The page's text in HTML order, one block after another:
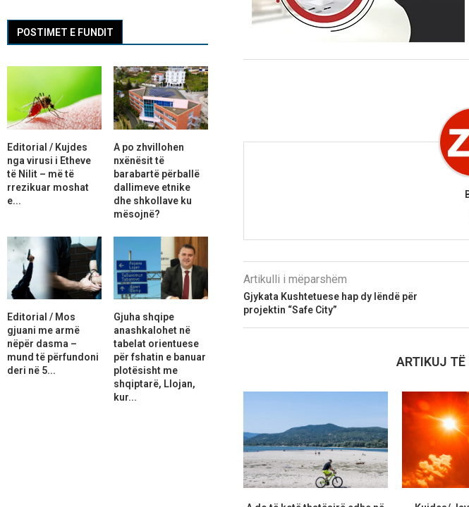
Artikulli i mëparshëm
Gjykata Kushtetuese hap dy lëndë për
projektin “Safe City”
ARTIKUJ TË
POSTIMET E FUNDIT
Editorial / Kujdes
nga virusi i Etheve
të Nilit – më të
rrezikuar moshat
e...
A po zhvillohen
nxënësit të
barabartë përballë
dallimeve etnike
dhe shkollave ku
mësojnë?
Editorial / Mos
gjuani me armë
nëpër dasma –
mund të përfundoni
deri në 5...
Gjuha shqipe
anashkalohet në
tabelat orientuese
për fshatin e banuar
plotësisht me
shqiptarë, Llojan,
kur...